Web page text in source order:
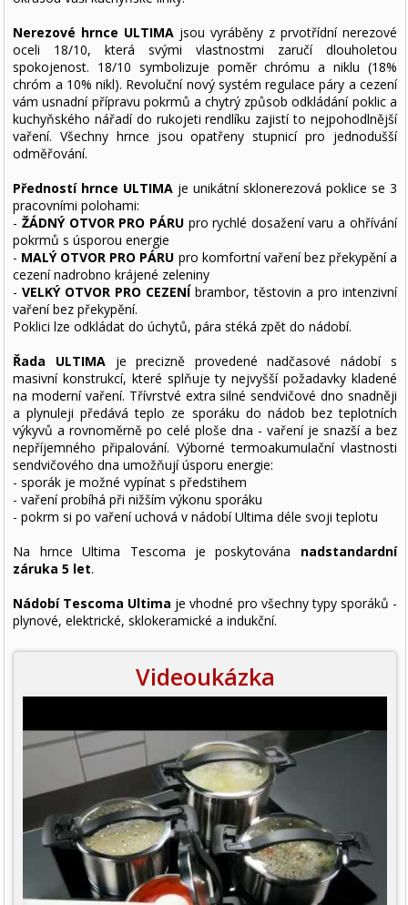
Nerezové hrnce ULTIMA jsou vyráběny z prvotřídní nerezové
oceli 18/10, která svými vlastnostmi zaručí dlouholetou
spokojenost. 18/10 symbolizuje poměr chrómu a niklu (18%
chróm a 10% nikl). Revoluční nový systém regulace páry a cezení
vám usnadní přípravu pokrmů a chytrý způsob odkládání poklic a
kuchyňského nářadí do rukojeti rendlíku zajistí to nejpohodlnější
vaření. Všechny hrnce jsou opatřeny stupnicí pro jednodušší
odměřování.
Předností hrnce ULTIMA je unikátní sklonerezová poklice se 3
pracovními polohami:
- ŽÁDNÝ OTVOR PRO PÁRUpro rychlé dosažení varu a ohřívání
pokrmů s úsporou energie
- MALÝ OTVOR PRO PÁRU pro komfortní vaření bez překypění a
cezení nadrobno krájené zeleniny
-VELKÝ OTVOR PRO CEZENÍbrambor, těstovin a pro intenzivní
vaření bez překypění.
Poklici lze odkládat do úchytů, pára stéká zpět do nádobí.
Řada ULTIMAje precizně provedené nadčasové nádobí s
masivní konstrukcí, které splňuje ty nejvyšší požadavky kladené
na moderní vaření. Třívrstvé extra silné sendvičové dno snadněji
a plynuleji předává teplo ze sporáku do nádob bez teplotních
výkyvů a rovnoměrně po celé ploše dna - vaření je snazší a bez
nepříjemného připalování. Výborné termoakumulační vlastnosti
sendvičového dna umožňují úsporu energie:
- sporák je možné vypínat s předstihem
- vaření probíhá při nižším výkonu sporáku
- pokrm si po vaření uchová v nádobí Ultima déle svoji teplotu
Na hrnce Ultima Tescoma je poskytována nadstandardní
záruka 5 let.
Nádobí Tescoma Ultima je vhodné pro všechny typy sporáků -
plynové, elektrické, sklokeramické a indukční.
Videoukázka